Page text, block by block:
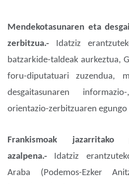
Mendekotasunaren eta
zerbitzua.-
Idatziz
batzarkide-taldeak aurkeztua,
foru-diputatuari zuzendua,
desgaitasunaren
orientazio-zerbitzuaren
Frankismoak jazarritako
azalpena.-
Idatziz
Araba (Podemos-Ezker